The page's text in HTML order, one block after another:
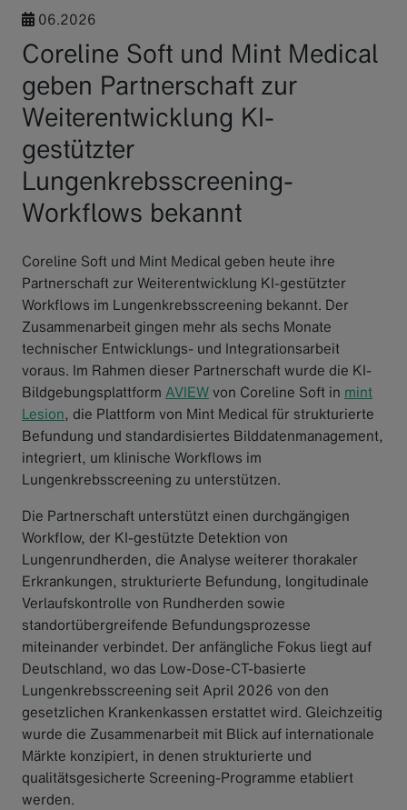
06.2026
Coreline Soft und Mint Medical
geben Partnerschaft zur
Weiterentwicklung KI-
gestützter
Lungenkrebsscreening-
Workflows bekannt
Coreline Soft und Mint Medical geben heute ihre
Partnerschaft zur Weiterentwicklung KI-gestützter
Workflows im Lungenkrebsscreening bekannt. Der
Zusammenarbeit gingen mehr als sechs Monate
technischer Entwicklungs- und Integrationsarbeit
voraus. Im Rahmen dieser Partnerschaft wurde die KI-
Bildgebungsplattform AVIEWvon Coreline Soft in mint
Lesion, die Plattform von Mint Medical für strukturierte
Befundung und standardisiertes Bilddatenmanagement,
integriert, um klinische Workflows im
Lungenkrebsscreening zu unterstützen.
Die Partnerschaft unterstützt einen durchgängigen
Workflow, der KI-gestützte Detektion von
Lungenrundherden, die Analyse weiterer thorakaler
Erkrankungen, strukturierte Befundung, longitudinale
Verlaufskontrolle von Rundherden sowie
standortübergreifende Befundungsprozesse
miteinander verbindet. Der anfängliche Fokus liegt auf
Deutschland, wo das Low-Dose-CT-basierte
Lungenkrebsscreening seit April 2026 von den
gesetzlichen Krankenkassen erstattet wird. Gleichzeitig
wurde die Zusammenarbeit mit Blick auf internationale
Märkte konzipiert, in denen strukturierte und
qualitätsgesicherte Screening-Programme etabliert
werden.